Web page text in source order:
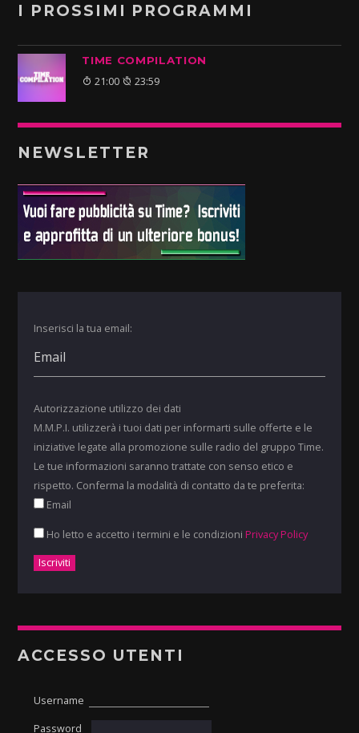
I PROSSIMI PROGRAMMI
TIME COMPILATION
21:00 23:59
NEWSLETTER
Inserisci la tua email:
Autorizzazione utilizzo dei dati
M.M.P.I. utilizzerà i tuoi dati per informarti sulle offerte e le
iniziative legate alla promozione sulle radio del gruppo Time.
Le tue informazioni saranno trattate con senso etico e
rispetto. Conferma la modalità di contatto da te preferita:
Email
Ho letto e accetto i termini e le condizioni Privacy Policy
ACCESSO UTENTI
Username
Password